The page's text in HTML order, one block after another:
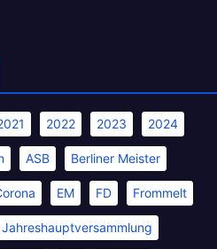
2022 2023 2024
ASB Berliner Meister
EM FD Frommelt
Jahreshauptversammlung